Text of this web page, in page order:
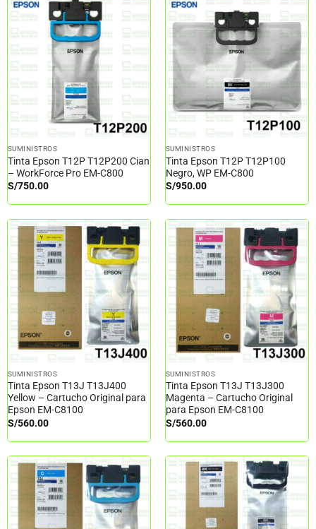
SUMINISTROS
Tinta Epson T12P T12P200 Cian
– WorkForce Pro EM-C800
S/750.00
SUMINISTROS
Tinta Epson T12P T12P100
Negro, WP EM-C800
S/950.00
SUMINISTROS
Tinta Epson T13J T13J400
Yellow – Cartucho Original para
Epson EM-C8100
S/560.00
SUMINISTROS
Tinta Epson T13J T13J300
Magenta – Cartucho Original
para Epson EM-C8100
S/560.00